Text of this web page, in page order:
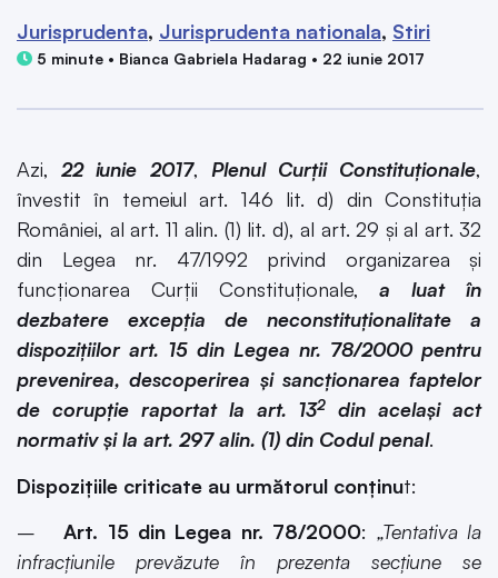
Jurisprudenta Jurisprudenta nationala Stiri
5 minute • Bianca Gabriela Hadarag • 22 iunie 2017
Azi,22 iunie 2017, Plenul Curții Constituționale,
învestit în temeiul art. 146 lit. d) din Constituția
României, al art. 11 alin. (1) lit. d), al art. 29 şi al art. 32
din Legea nr. 47/1992 privind organizarea şi
funcționarea Curții Constituţionale,a luat în
dezbatere excepția de neconstituționalitate a
dispozițiilor art. 15 din Legea nr. 78/2000 pentru
prevenirea, descoperirea şi sancționarea faptelor
de corupție raportat la art. 132
din același act
normativ şi la art. 297 alin. (1) din Codul penal.
Dispozițiile criticate au următorul conținut:
–Art. 15 din Legea nr. 78/2000: „Tentativa la
infracțiunile prevăzute în prezenta secțiune se